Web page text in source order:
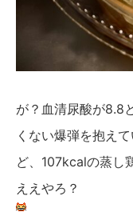
が？血清尿酸が8.8
くない爆弾を抱え
ど、107kcalの蒸し
ええやろ？